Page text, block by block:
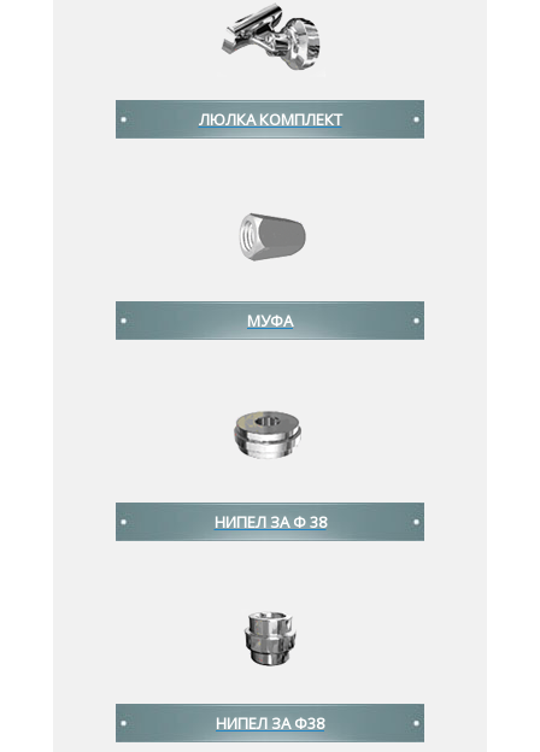
ЛЮЛКА КОМПЛЕКТ
МУФА
НИПЕЛ ЗА Ф 38
НИПЕЛ ЗА Ф38